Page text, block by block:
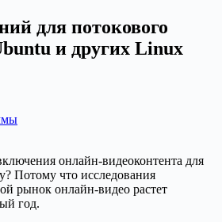
для потокового
и других Linux
онлайн-видеоконтента для
Потому что исследования
рынок онлайн-видео растет
год.